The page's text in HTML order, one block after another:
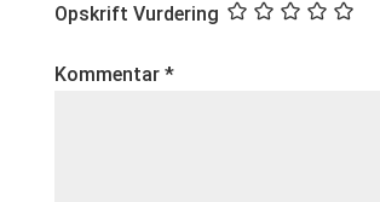
Opskrift Vurdering
Kommentar *